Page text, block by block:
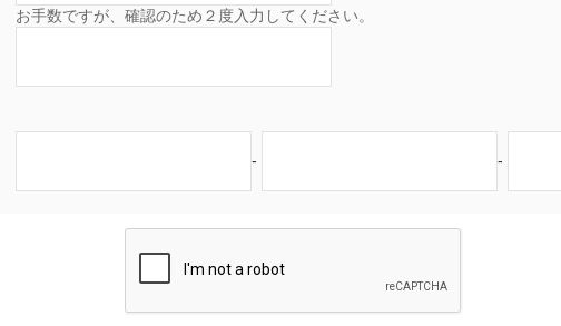
お手数ですが、確認のため２度入力してください。
- -